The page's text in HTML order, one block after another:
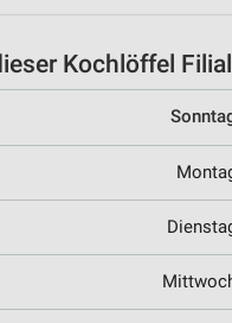
Kochlöffel